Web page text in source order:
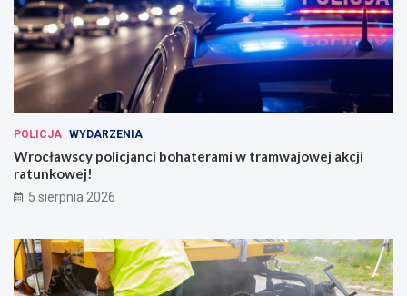
POLICJA WYDARZENIA
Wrocławscy policjanci bohaterami w tramwajowej akcji
ratunkowej!
5 sierpnia 2026